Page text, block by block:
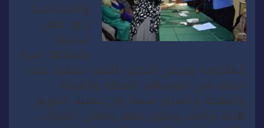
والاجتماعية
ردود فعل
ايجابية
وثمنتها اسرة
المقاومة وجيش التحرير باقليم خنيفرة حيث
ادخلت في نفوسهم الغبطة والفرحة
والبهجة والسرور سيما وان عملية التوزيع
هاته تزامنت وحلول شهر رمضان المبارك ،